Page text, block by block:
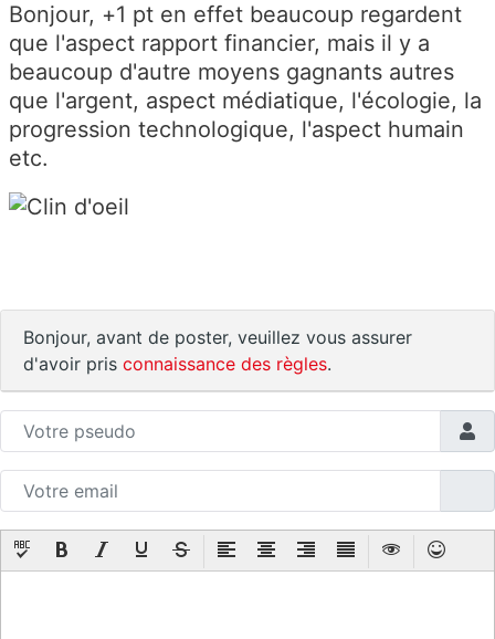
Bonjour, +1 pt en effet beaucoup regardent
que l'aspect rapport financier, mais il y a
beaucoup d'autre moyens gagnants autres
que l'argent, aspect médiatique, l'écologie, la
progression technologique, l'aspect humain
etc.
Bonjour, avant de poster, veuillez vous assurer
d'avoir pris connaissance des règles.